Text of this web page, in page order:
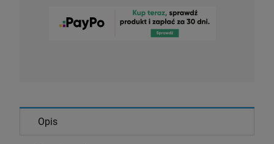
Opis